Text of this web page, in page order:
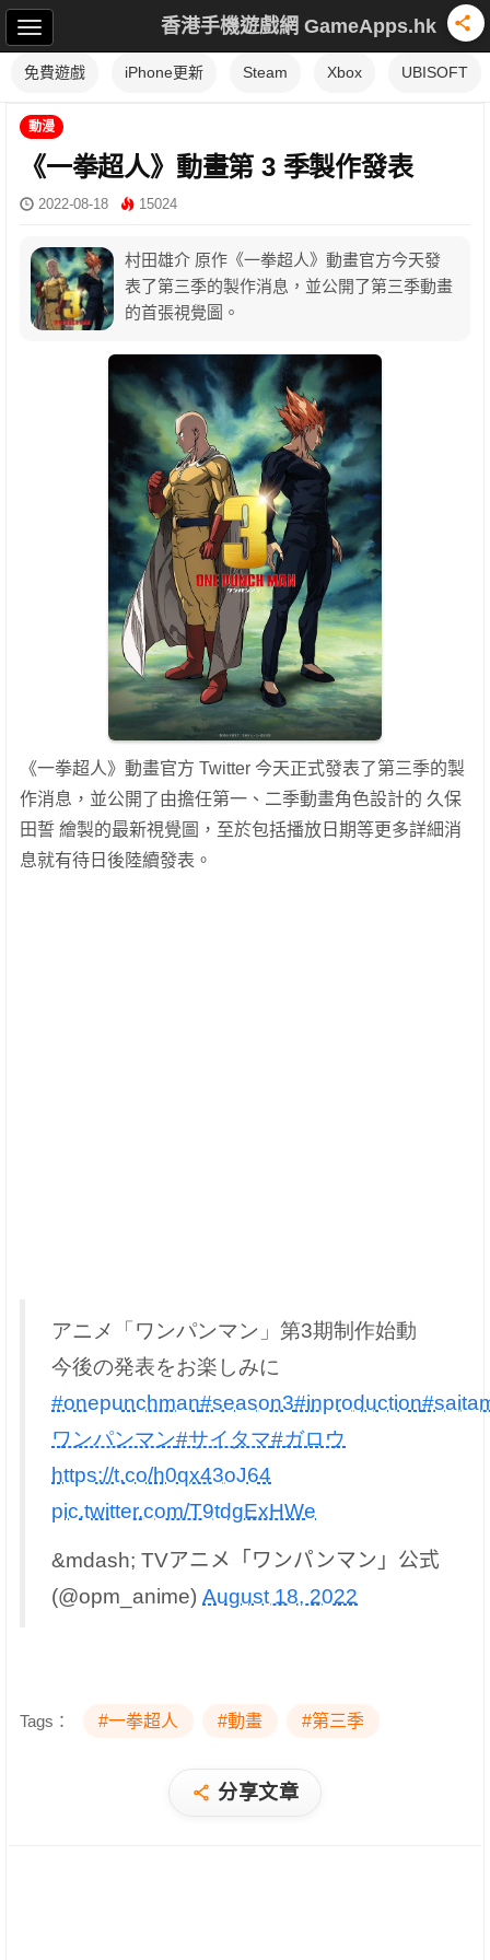
香港手機遊戲網 GameApps.hk
免費遊戲 iPhone更新 Steam Xbox UBISOFT
動漫
《一拳超人》動畫第 3 季製作發表
2022-08-18 15024
村田雄介 原作《一拳超人》動畫官方今天發
表了第三季的製作消息，並公開了第三季動畫
的首張視覺圖。
《一拳超人》動畫官方 Twitter 今天正式發表了第三季的製
作消息，並公開了由擔任第一、二季動畫角色設計的 久保
田誓 繪製的最新視覺圖，至於包括播放日期等更多詳細消
息就有待日後陸續發表。
アニメ「ワンパンマン」第3期制作始動
今後の発表をお楽しみに
#onepunchman#season3#inproduction
ワンパンマン#サイタマ#ガロウ
https://t.co/h0qx43oJ64
pic.twitter.com/T9tdgExHWe
&mdash; TVアニメ「ワンパンマン」公式
(@opm_anime) August 18, 2022
Tags： #一拳超人 #動畫 #第三季
分享文章